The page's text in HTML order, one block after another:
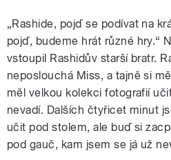
„Rashide, pojď se podívat na
pojď, budeme hrát různé hry.“
vstoupil Rashidův starší bratr.
neposlouchá Miss, a tajně si
měl velkou kolekci fotografií
nevadí. Dalších čtyřicet minut
učit pod stolem, ale buď si
pod gauč, kam jsem se já už